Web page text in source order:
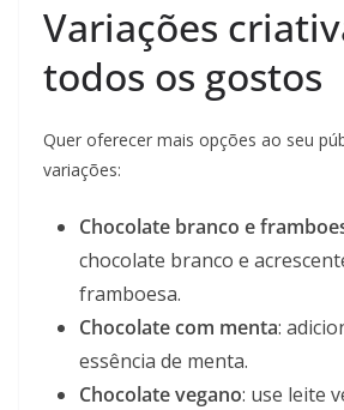
Variações
todos os gostos
Quer oferecer mais opções ao seu
variações:
Chocolate branco e
chocolate branco e
framboesa.
Chocolate com menta:
essência de menta.
Chocolate vegano: use leite